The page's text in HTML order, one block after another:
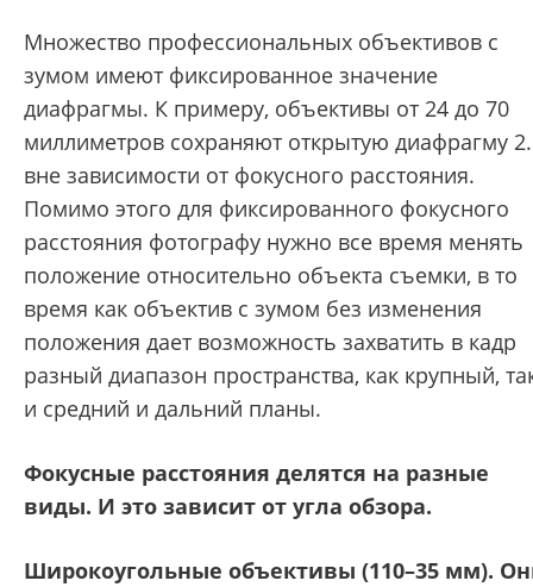
Множество профессиональных объективов с
зумом имеют фиксированное значение
диафрагмы. К примеру, объективы от 24 до 70
миллиметров сохраняют открытую диафрагму
вне зависимости от фокусного расстояния.
Помимо этого для фиксированного фокусного
расстояния фотографу нужно все время менять
положение относительно объекта съемки, в то
время как объектив с зумом без изменения
положения дает возможность захватить в кадр
разный диапазон пространства, как крупный,
и средний и дальний планы.
Фокусные расстояния делятся на разные
виды. И это зависит от угла обзора.
Широкоугольные объективы (110–35 мм).